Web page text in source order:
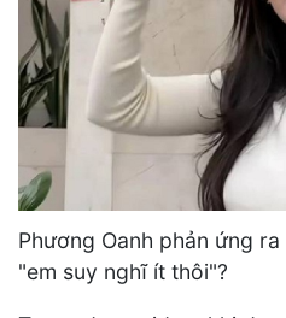
Phương Oanh phản ứng
"em suy nghĩ ít thôi"?